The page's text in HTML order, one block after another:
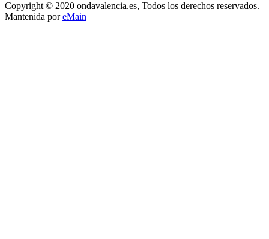
Copyright © 2020 ondavalencia.es, Todos los derechos reservados.
Mantenida poreMain